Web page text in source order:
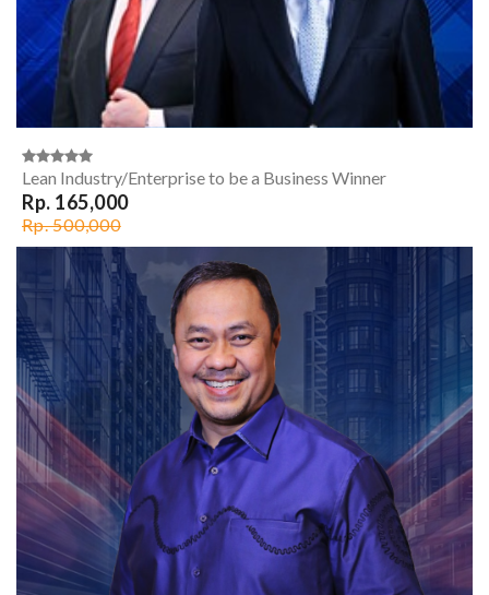
Lean Industry/Enterprise to be a Business Winner
Rp. 165,000
Rp. 500,000